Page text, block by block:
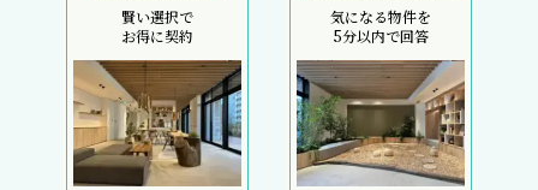
賢い選択で
お得に契約
気になる物件を
5分以内で回答